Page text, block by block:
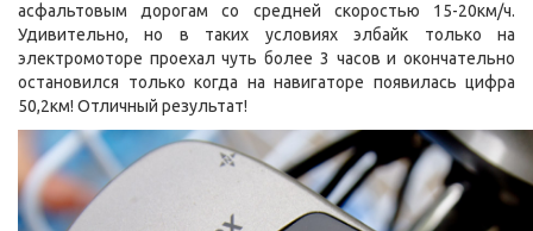
асфальтовым дорогам со средней скоростью 15-20км/ч.
Удивительно, но в таких условиях элбайк только на
электромоторе проехал чуть более 3 часов и окончательно
остановился только когда на навигаторе появилась цифра
50,2км! Отличный результат!